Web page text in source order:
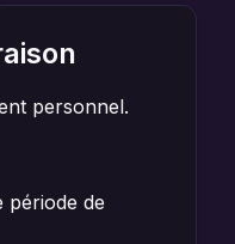
personnel.
période de